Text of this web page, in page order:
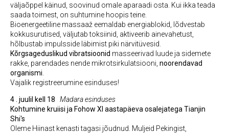
väljaõppel käinud, soovinud omale aparaadi osta. Kui ikka teada
saada toimest, on suhtumine hoopis teine.
Bioenergeetiline massaaž eemaldab energiablokid, lõdvestab
kokkusurutised, väljutab toksiinid, aktiveerib ainevahetust,
hõlbustab impulsside läbimist piki närvitüvesid.
Kõrgsageduslikud vibratsioonid masseerivad luude ja sidemete
rakke, parendades nende mikrotsirkulatsiooni, noorendavad
organismi
Vajalik registreerumine esinduses!
4 . juulil kell 18 Madara esinduses
Kohtumine kruiisi ja Fohow XI aastapäeva osalejatega Tianjin
Shi's
Oleme Hiinast kenasti tagasi jõudnud. Muljeid Pekingist,